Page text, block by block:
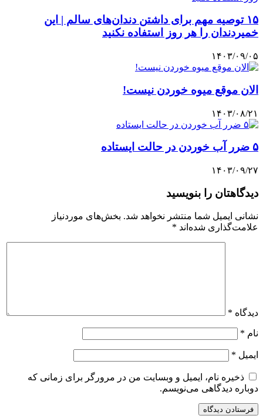
۱۵ توصیه مهم برای داشتن دندان‌های سالم | این
خمیردندان را هر روز استفاده نکنید
۱۴۰۳/۰۹/۰۵
الان موقع میوه خوردن نیست!
۱۴۰۳/۰۸/۲۱
۵ ضرر آب خوردن در حالت ایستاده
۱۴۰۳/۰۹/۲۷
دیدگاهتان را بنویسید
نشانی ایمیل شما منتشر نخواهد شد. بخش‌های موردنیاز
علامت‌گذاری شده‌اند *
دیدگاه *
نام *
ایمیل *
ذخیره نام، ایمیل و وبسایت من در مرورگر برای زمانی که
دوباره دیدگاهی می‌نویسم.